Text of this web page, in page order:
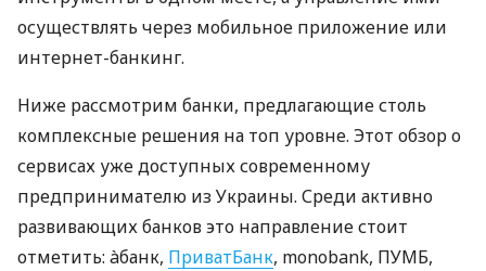
осуществлять через мобильное приложение или
интернет-банкинг.
Ниже рассмотрим банки, предлагающие столь
комплексные решения на топ уровне. Этот обзор о
сервисах уже доступных современному
предпринимателю из Украины. Среди активно
развивающих банков это направление стоит
отметить: àбанк, ПриватБанк, monobank, ПУМБ,